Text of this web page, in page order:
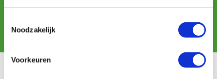
Noodzakelijk
Voorkeuren